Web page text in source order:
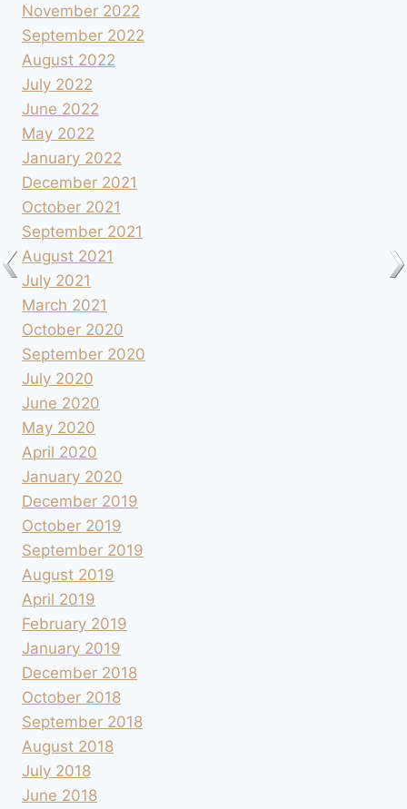
November 2022
September 2022
August 2022
July 2022
June 2022
May 2022
January 2022
December 2021
October 2021
September 2021
August 2021
July 2021
March 2021
October 2020
September 2020
July 2020
June 2020
May 2020
April 2020
January 2020
December 2019
October 2019
September 2019
August 2019
April 2019
February 2019
January 2019
December 2018
October 2018
September 2018
August 2018
July 2018
June 2018